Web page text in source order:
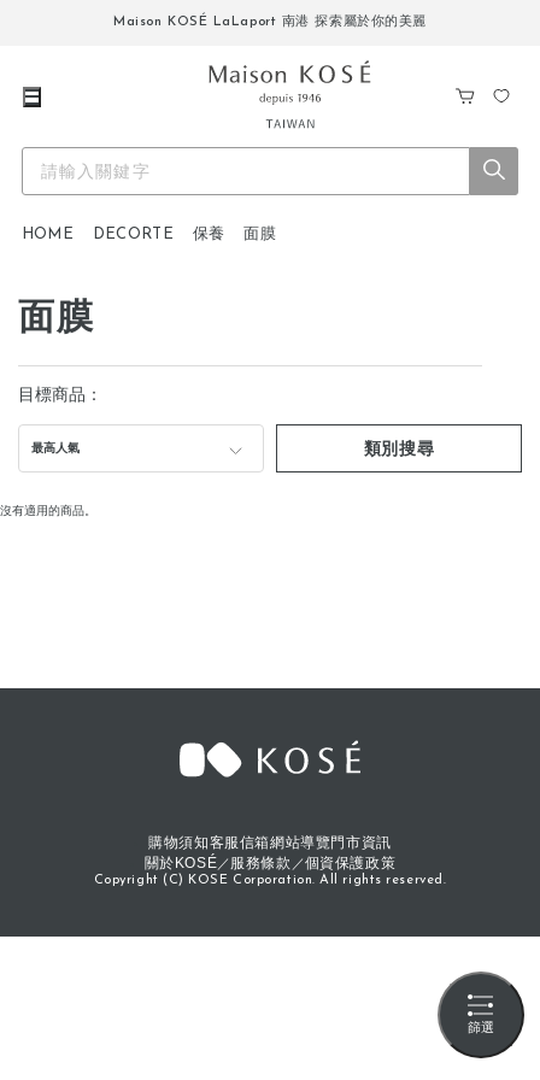
Maison KOSÉ LaLaport 南港 探索屬於你的美麗
HOME DECORTE 保養 面膜
篩選
面膜
目標商品：
最高人氣 類別搜尋
沒有適用的商品。
購物須知客服信箱網站導覽門市資訊
關於KOSÉ
服務條款 個資保護政策
Copyright (C) KOSE Corporation. All rights reserved.